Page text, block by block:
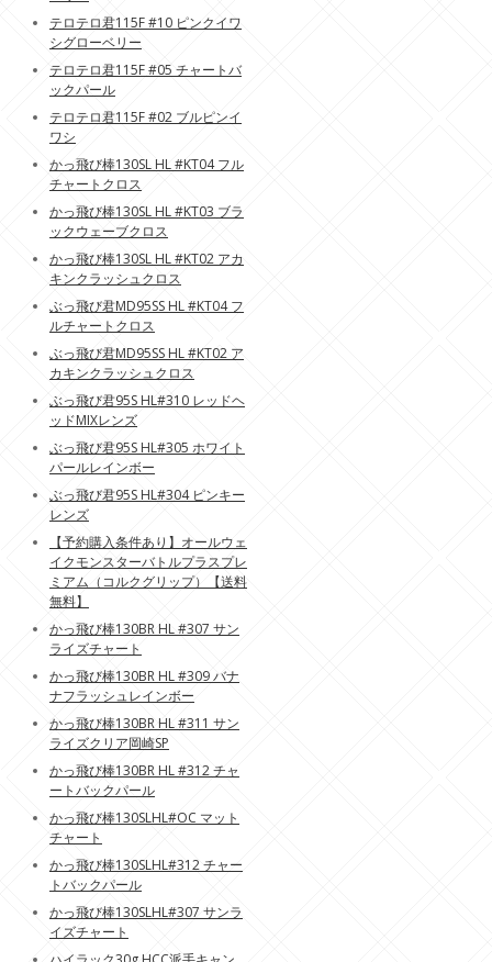
テロテロ君115F #10 ピンクイワ
シグローベリー
テロテロ君115F #05 チャートバ
ックパール
テロテロ君115F #02 ブルピンイ
ワシ
かっ飛び棒130SL HL #KT04 フル
チャートクロス
かっ飛び棒130SL HL #KT03 ブラ
ックウェーブクロス
かっ飛び棒130SL HL #KT02 アカ
キンクラッシュクロス
ぶっ飛び君MD95SS HL #KT04 フ
ルチャートクロス
ぶっ飛び君MD95SS HL #KT02 ア
カキンクラッシュクロス
ぶっ飛び君95S HL#310 レッドヘ
ッドMIXレンズ
ぶっ飛び君95S HL#305 ホワイト
パールレインボー
ぶっ飛び君95S HL#304 ピンキー
レンズ
【予約購入条件あり】オールウェ
イクモンスターバトルプラスプレ
ミアム（コルクグリップ）【送料
無料】
かっ飛び棒130BR HL #307 サン
ライズチャート
かっ飛び棒130BR HL #309 バナ
ナフラッシュレインボー
かっ飛び棒130BR HL #311 サン
ライズクリア岡崎SP
かっ飛び棒130BR HL #312 チャ
ートバックパール
かっ飛び棒130SLHL#OC マット
チャート
かっ飛び棒130SLHL#312 チャー
トバックパール
かっ飛び棒130SLHL#307 サンラ
イズチャート